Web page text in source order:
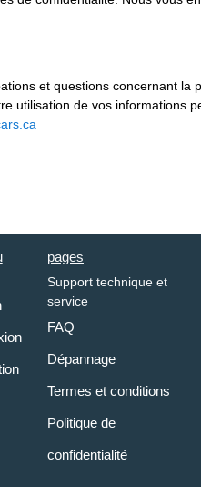
et questions concernant
utilisation de vos informations
pages
Support technique et
service
FAQ
Dépannage
Termes et conditions
Politique de
confidentialité